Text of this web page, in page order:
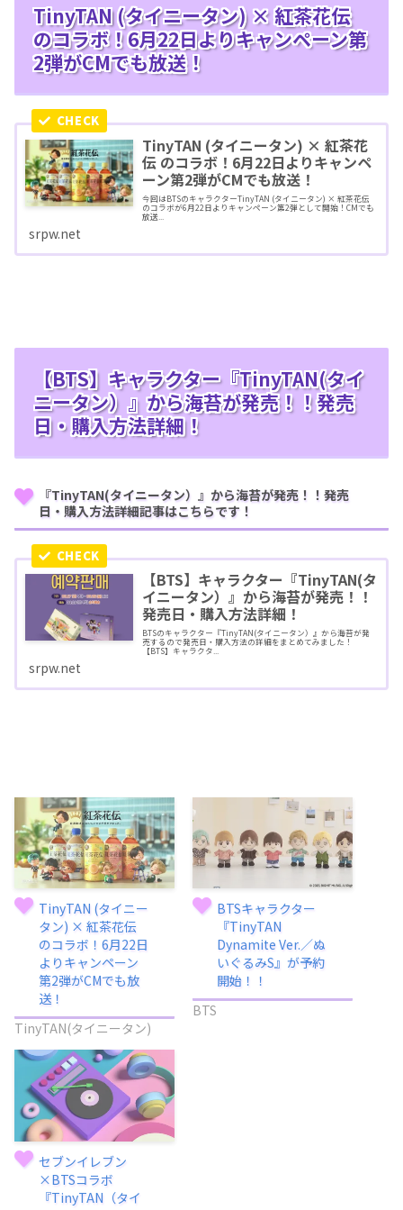
TinyTAN (タイニータン) × 紅茶花伝
のコラボ！6月22日よりキャンペーン第
2弾がCMでも放送！
TinyTAN (タイニータン) × 紅茶花
伝 のコラボ！6月22日よりキャンペ
ーン第2弾がCMでも放送！
今回はBTSのキャラクターTinyTAN (タイニータン) × 紅茶花伝
のコラボが6月22日よりキャンペーン第2弾として開始！CMでも
放送...
srpw.net
【BTS】キャラクター『TinyTAN(タイ
ニータン）』から海苔が発売！！発売
日・購入方法詳細！
『TinyTAN(タイニータン）』から海苔が発売！！発売
日・購入方法詳細記事はこちらです！
【BTS】キャラクター『TinyTAN(タ
イニータン）』から海苔が発売！！
発売日・購入方法詳細！
BTSのキャラクター『TinyTAN(タイニータン）』から海苔が発
売するので発売日・購入方法の詳細をまとめてみました！
【BTS】キャラクタ...
srpw.net
TinyTAN (タイニー
タン) × 紅茶花伝
のコラボ！6月22日
よりキャンペーン
第2弾がCMでも放
送！
TinyTAN(タイニータン)
BTSキャラクター
『TinyTAN
Dynamite Ver.／ぬ
いぐるみS』が予約
開始！！
BTS
セブンイレブン
×BTSコラボ
『TinyTAN（タイ